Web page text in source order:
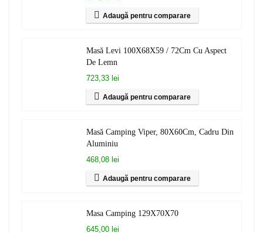
Adaugă pentru comparare
Masă Levi 100X68X59 / 72Cm Cu Aspect
De Lemn
723,33 lei
Adaugă pentru comparare
Masă Camping Viper, 80X60Cm, Cadru Din
Aluminiu
468,08 lei
Adaugă pentru comparare
Masa Camping 129X70X70
645,00 lei